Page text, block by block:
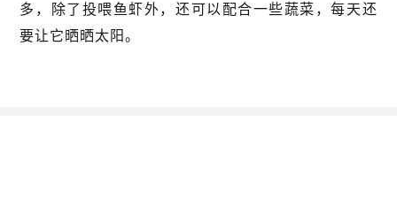
多，除了投喂鱼虾外，还可以配合一些蔬菜，每天还
要让它晒晒太阳。